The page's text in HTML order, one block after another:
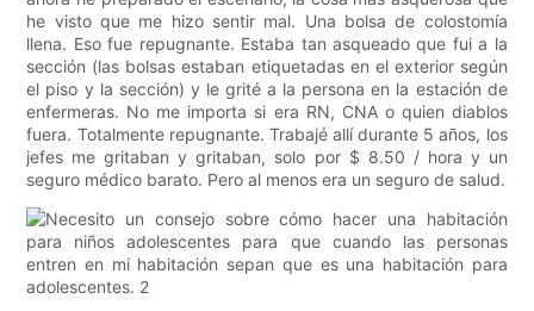
he visto que me hizo sentir mal. Una bolsa de colostomía
llena. Eso fue repugnante. Estaba tan asqueado que fui a la
sección (las bolsas estaban etiquetadas en el exterior según
el piso y la sección) y le grité a la persona en la estación de
enfermeras. No me importa si era RN, CNA o quien diablos
fuera. Totalmente repugnante. Trabajé allí durante 5 años, los
jefes me gritaban y gritaban, solo por $ 8.50 / hora y un
seguro médico barato. Pero al menos era un seguro de salud.